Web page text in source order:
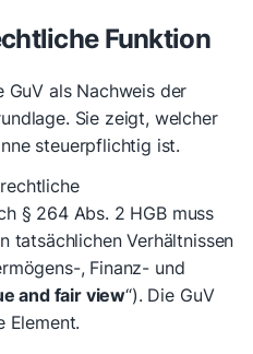
Funktion
GuV als Nachweis der
Sie zeigt, welcher
steuerpflichtig ist.
§ 264 Abs. 2 HGB muss
tatsächlichen Verhältnissen
, Finanz- und
and fair view“). Die GuV
Element.